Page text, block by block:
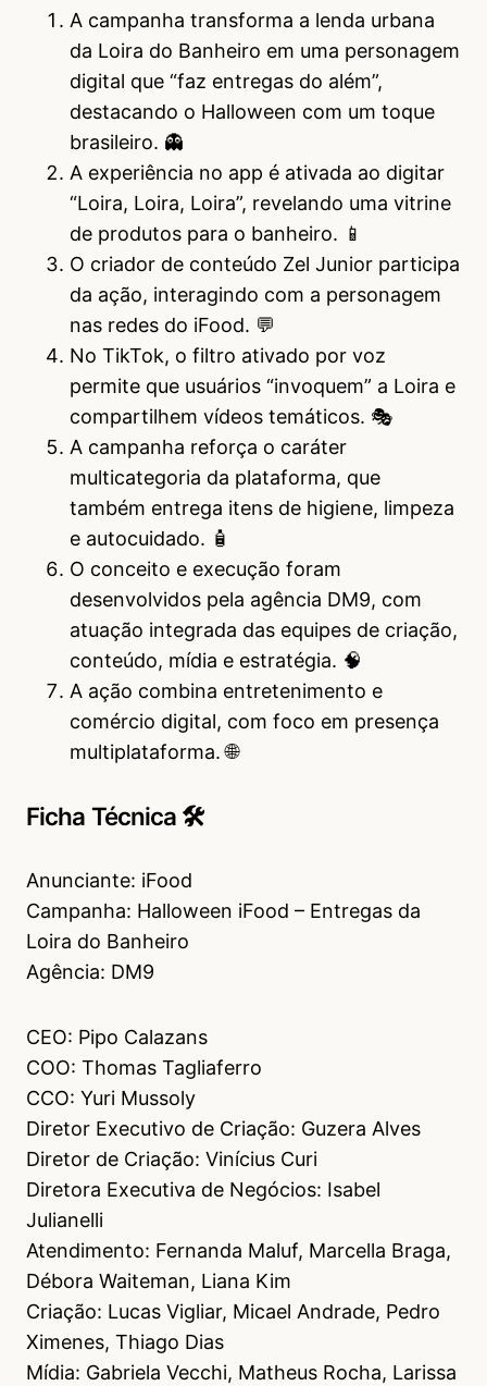
A campanha transforma a lenda urbana
da Loira do Banheiro em uma personagem
digital que “faz entregas do além”,
destacando o Halloween com um toque
brasileiro. 👻
A experiência no app é ativada ao digitar
“Loira, Loira, Loira”, revelando uma vitrine
de produtos para o banheiro. 📱
O criador de conteúdo Zel Junior participa
da ação, interagindo com a personagem
nas redes do iFood. 💬
No TikTok, o filtro ativado por voz
permite que usuários “invoquem” a Loira e
compartilhem vídeos temáticos. 🎭
A campanha reforça o caráter
multicategoria da plataforma, que
também entrega itens de higiene, limpeza
e autocuidado. 🧴
O conceito e execução foram
desenvolvidos pela agência DM9, com
atuação integrada das equipes de criação,
conteúdo, mídia e estratégia. 🧠
A ação combina entretenimento e
comércio digital, com foco em presença
multiplataforma. 🌐
Ficha Técnica 🛠
Anunciante: iFood
Campanha: Halloween iFood – Entregas da
Loira do Banheiro
Agência: DM9
CEO: Pipo Calazans
COO: Thomas Tagliaferro
CCO: Yuri Mussoly
Diretor Executivo de Criação: Guzera Alves
Diretor de Criação: Vinícius Curi
Diretora Executiva de Negócios: Isabel
Julianelli
Atendimento: Fernanda Maluf, Marcella Braga,
Débora Waiteman, Liana Kim
Criação: Lucas Vigliar, Micael Andrade, Pedro
Ximenes, Thiago Dias
Mídia: Gabriela Vecchi, Matheus Rocha, Larissa